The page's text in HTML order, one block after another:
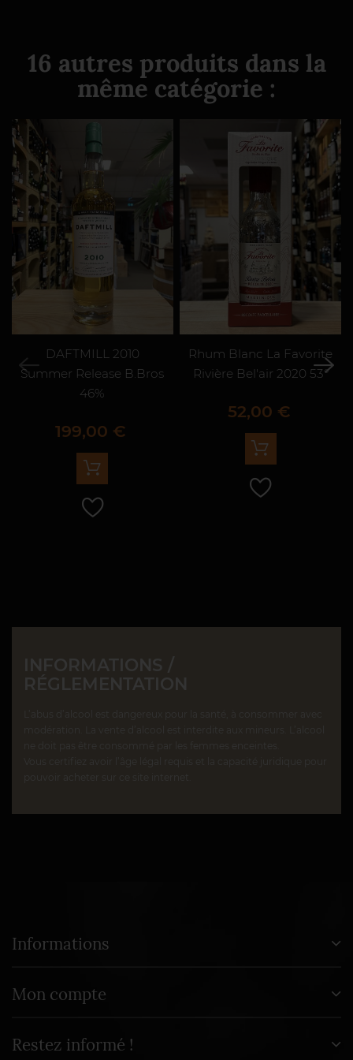
16 autres produits dans la
même catégorie :
DAFTMILL 2010
Summer Release B.Bros
46%
Prix
199,00 €
Rhum Blanc La Favorite
Rivière Bel'air 2020 53°
Prix
52,00 €
INFORMATIONS /
RÉGLEMENTATION
Informations
Mon compte
Restez informé !